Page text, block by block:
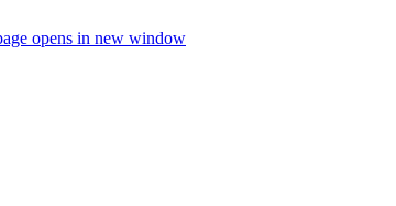
opens in new window